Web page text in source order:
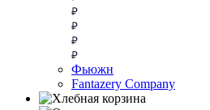
Фьюжн
Fantazery Company